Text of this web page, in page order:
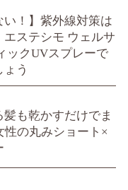
い！】紫外線対策は
ステシモ ウェルサ
ックUVスプレーで
う
髪も乾かすだけでま
性の丸みショート×